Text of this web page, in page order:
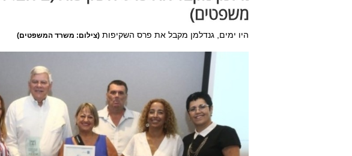
היו ימים, גנדלמן מקבל את פרס השקיפות (צילום: משרד המשפטים)